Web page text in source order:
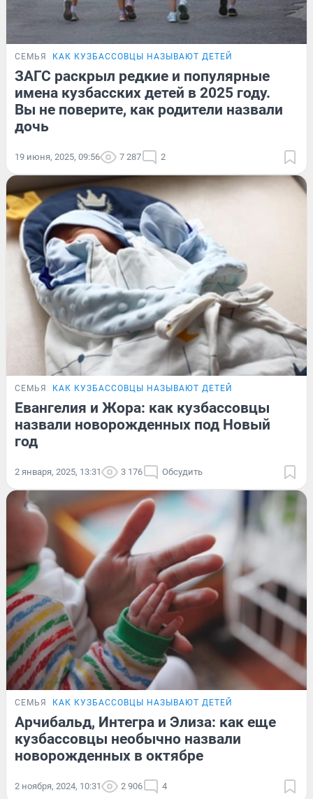
СЕМЬЯ КАК КУЗБАССОВЦЫ НАЗЫВАЮТ ДЕТЕЙ
ЗАГС раскрыл редкие и популярные
имена кузбасских детей в 2025 году.
Вы не поверите, как родители назвали
дочь
19 июня, 2025, 09:56 7 287 2
СЕМЬЯ КАК КУЗБАССОВЦЫ НАЗЫВАЮТ ДЕТЕЙ
Евангелия и Жора: как кузбассовцы
назвали новорожденных под Новый
год
2 января, 2025, 13:31 3 176 Обсудить
СЕМЬЯ КАК КУЗБАССОВЦЫ НАЗЫВАЮТ ДЕТЕЙ
Арчибальд, Интегра и Элиза: как еще
кузбассовцы необычно назвали
новорожденных в октябре
2 ноября, 2024, 10:31 2 906 4